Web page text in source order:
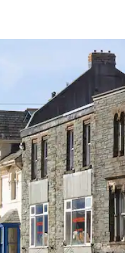
pour les parcourir ou en